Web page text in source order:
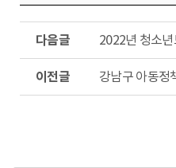
글
2022년 청소
글
강남구 아동정